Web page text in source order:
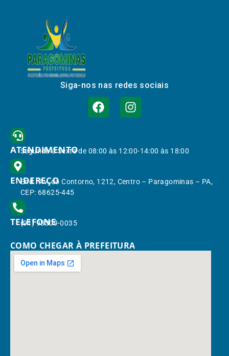
Siga-nos nas redes sociais
ATENDIMENTO
Segunda à Sexta de 08:00 às 12:00-14:00 às 18:00
ENDEREÇO
End.: Av. do Contorno, 1212, Centro – Paragominas – PA,
CEP: 68625-445
TELEFONE
(91) 98309-0035
COMO CHEGAR À PREFEITURA